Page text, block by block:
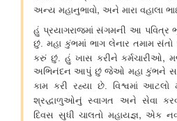
जेम ने सार्वजनिक खरीद में बदलाव लाने का
20 लाख करोड़ रुपये से ज्यादा हुआ
उपभोक्‍ता कार्य, खाद्य एवं सार्वजनिक
राष्ट्रीय हथकरघा दिवस के अवसर पर
संग्रहालय और हस्तकला अकादमी का किया